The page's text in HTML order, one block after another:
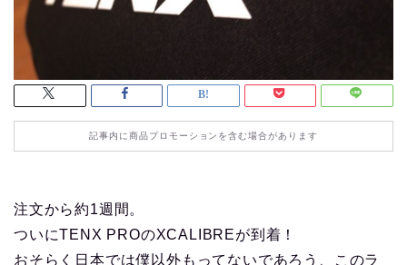
記事内に商品プロモーションを含む場合があります
注文から約1週間。
ついにTENX PROのXCALIBREが到着！
おそらく日本では僕以外もってないであろう、このラ